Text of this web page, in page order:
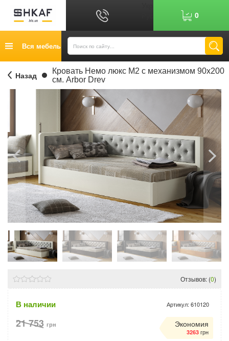
Публичный договор
Оплата
Доставка
Контакты
Отзывы
0 6 7 Показати номер
0
Вся мебель
Назад
Кровать Немо люкс М2 с механизмом 90х200
см. Arbor Drev
Отзывов: (0)
В наличии Артикул: 610120
21 753 грн Экономия
3263 грн